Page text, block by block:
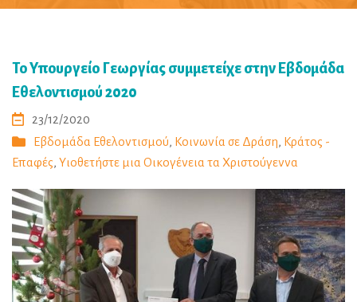
Το Υπουργείο Γεωργίας συμμετείχε στην Εβδομάδα
Εθελοντισμού 2020
23/12/2020
Εβδομάδα Εθελοντισμού, Κοινωνία σε Δράση, Κράτος -
Επαφές, Υιοθετήστε μια Οικογένεια τα Χριστούγεννα